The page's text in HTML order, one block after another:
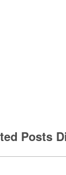
Posts